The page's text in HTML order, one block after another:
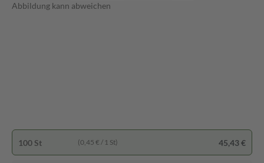
Abbildung kann abweichen
100 St (0,45 € / 1 St) 45,43 €